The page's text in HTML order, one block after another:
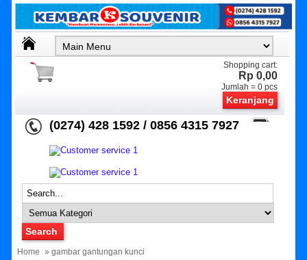
Shopping cart:
Rp 0,00
Jumlah =0 pcs
Keranjang
(0274) 428 1592 / 0856 4315 7927
Home » gambar gantungan kunci